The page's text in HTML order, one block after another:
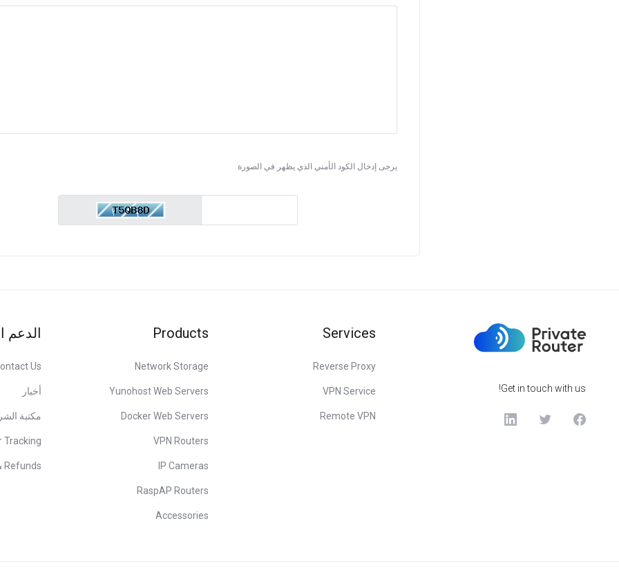
يرجى إدخال الكود الأمني الذي يظهر في الصورة
Get in touch with us!
Services
Reverse Proxy
VPN Service
Remote VPN
Products
Network Storage
Yunohost Web Servers
Docker Web Servers
VPN Routers
IP Cameras
RaspAP Routers
Accessories
الدعم
Us
أخبار
مكتبة
Tracking
Refunds